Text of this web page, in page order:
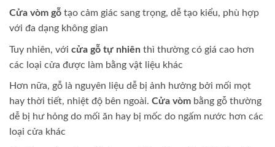
Cửa vòm gỗ tạo cảm giác sang trọng, dễ tạo kiểu, phù hợp
với đa dạng không gian
Tuy nhiên, với cửa gỗ tự nhiên thì thường có giá cao hơn
các loại cửa được làm bằng vật liệu khác
Hơn nữa, gỗ là nguyên liệu dễ bị ảnh hưởng bởi mối mọt
hay thời tiết, nhiệt độ bên ngoài. Cửa vòm bằng gỗ thường
dễ bị hư hỏng do mối ăn hay bị mốc do ngấm nước hơn các
loại cửa khác